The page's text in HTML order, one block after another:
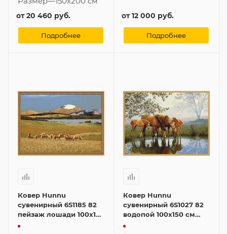
от20 460 руб.
Подробнее
от12 000 руб.
Подробнее
Ковер Hunnu
сувенирный 6S1185 82
пейзаж лошади 100x150
см картина
Ковер Hunnu
сувенирный 6S1027 82
водопой 100x150 см
картина